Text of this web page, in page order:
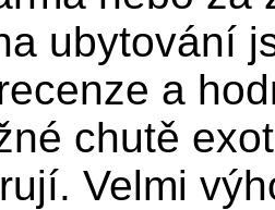
ubytování
a
chutě
Velmi